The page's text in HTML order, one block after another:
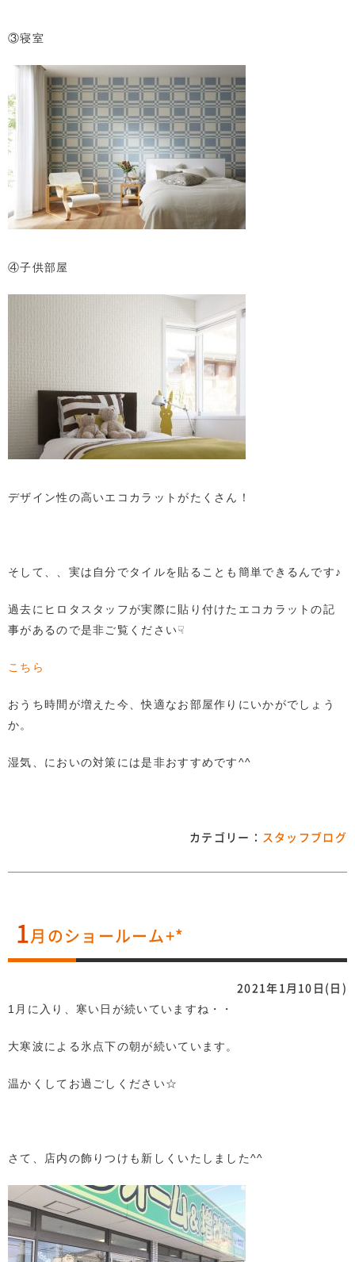
③寝室
④子供部屋
デザイン性の高いエコカラットがたくさん！
そして、、実は自分でタイルを貼ることも簡単できるんです♪
過去にヒロタスタッフが実際に貼り付けたエコカラットの記
事があるので是非ご覧ください☟
こちら
おうち時間が増えた今、快適なお部屋作りにいかがでしょう
か。
湿気、においの対策には是非おすすめです^^
カテゴリー： スタッフブログ
1 月のショールーム+*
2021年1月10日(日)
1月に入り、寒い日が続いていますね・・
大寒波による氷点下の朝が続いています。
温かくしてお過ごしください☆
さて、店内の飾りつけも新しくいたしました^^